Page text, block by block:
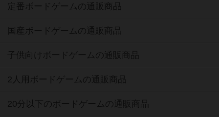
定番ボードゲームの通販商品
国産ボードゲームの通販商品
子供向けボードゲームの通販商品
2人用ボードゲームの通販商品
20分以下のボードゲームの通販商品